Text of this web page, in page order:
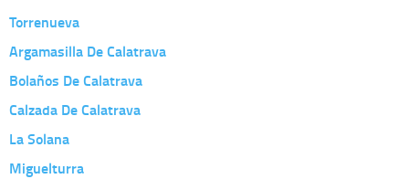
Torrenueva
Argamasilla De Calatrava
Bolaños De Calatrava
Calzada De Calatrava
La Solana
Miguelturra